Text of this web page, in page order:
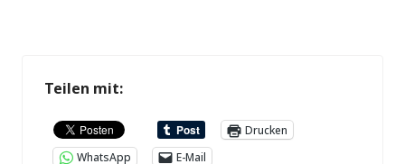
Teilen mit:
Drucken
WhatsApp
E-Mail